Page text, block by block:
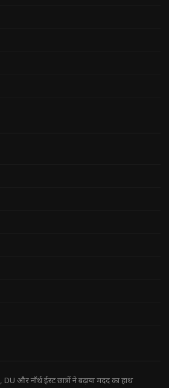
और नॉर्थ ईस्ट छात्रों ने बढ़ाया मदद का हाथ